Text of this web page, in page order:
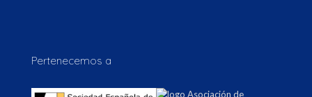
Pertenecemos a